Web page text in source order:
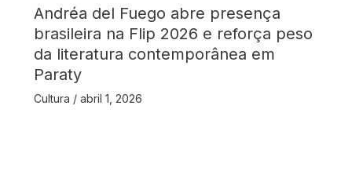
Andréa del Fuego abre presença
brasileira na Flip 2026 e reforça peso
da literatura contemporânea em
Paraty
Cultura / abril 1, 2026